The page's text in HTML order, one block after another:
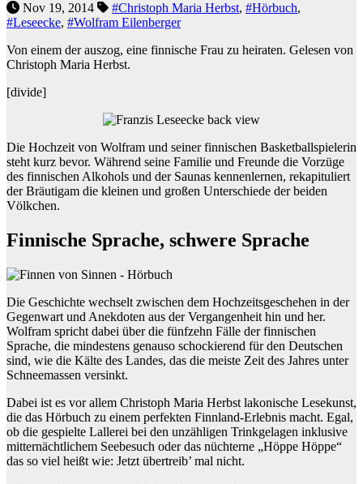
Nov 19, 2014 #Christoph Maria Herbst, #Hörbuch,
#Leseecke, #Wolfram Eilenberger
Von einem der auszog, eine finnische Frau zu heiraten. Gelesen von
Christoph Maria Herbst.
[divide]
Die Hochzeit von Wolfram und seiner finnischen Basketballspielerin
steht kurz bevor. Während seine Familie und Freunde die Vorzüge
des finnischen Alkohols und der Saunas kennenlernen, rekapituliert
der Bräutigam die kleinen und großen Unterschiede der beiden
Völkchen.
Finnische Sprache, schwere Sprache
Die Geschichte wechselt zwischen dem Hochzeitsgeschehen in der
Gegenwart und Anekdoten aus der Vergangenheit hin und her.
Wolfram spricht dabei über die fünfzehn Fälle der finnischen
Sprache, die mindestens genauso schockierend für den Deutschen
sind, wie die Kälte des Landes, das die meiste Zeit des Jahres unter
Schneemassen versinkt.
Dabei ist es vor allem Christoph Maria Herbst lakonische Lesekunst,
die das Hörbuch zu einem perfekten Finnland-Erlebnis macht. Egal,
ob die gespielte Lallerei bei den unzähligen Trinkgelagen inklusive
mitternächtlichem Seebesuch oder das nüchterne „Höppe Höppe“
das so viel heißt wie: Jetzt übertreib’ mal nicht.